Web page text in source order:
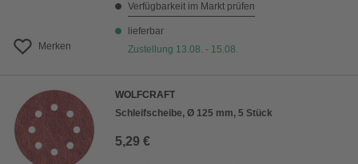
Merken
Verfügbarkeit im Markt prüfen
lieferbar
Zustellung 13.08. - 15.08.
WOLFCRAFT
Schleifscheibe, Ø 125 mm, 5 Stück
5,29 €